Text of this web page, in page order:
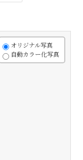
オリジナル写真
自動カラー化写真